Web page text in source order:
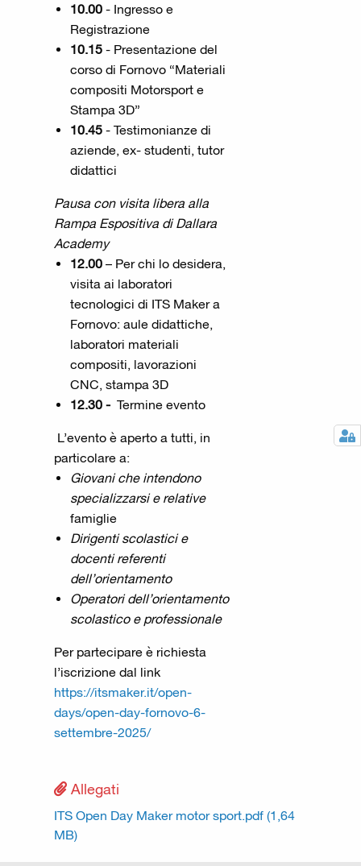
10.00 - Ingresso e
Registrazione
10.15 - Presentazione del
corso di Fornovo “Materiali
compositi Motorsport e
Stampa 3D”
10.45- Testimonianze di
aziende, ex- studenti, tutor
didattici
Pausa con visita libera alla
Rampa Espositiva di Dallara
Academy
12.00– Per chi lo desidera,
visita ai laboratori
tecnologici di ITS Maker a
Fornovo: aule didattiche,
laboratori materiali
compositi, lavorazioni
CNC, stampa 3D
12.30 -Termine evento
L’evento è aperto a tutti, in
particolare a:
Giovani che intendono
specializzarsi e relative
famiglie
Dirigenti scolastici e
docenti referenti
dell’orientamento
Operatori dell’orientamento
scolastico e professionale
Per partecipare è richiesta
l’iscrizione dal link
https://itsmaker.it/open-
days/open-day-fornovo-6-
settembre-2025/
Allegati
ITS Open Day Maker motor sport.pdf (1,64
MB)